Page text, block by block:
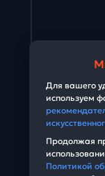
Для вашего
используем
Продолжая
Политикой